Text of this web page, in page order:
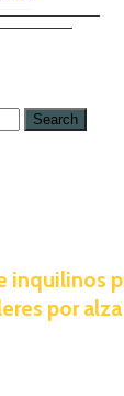
inquilinos
por